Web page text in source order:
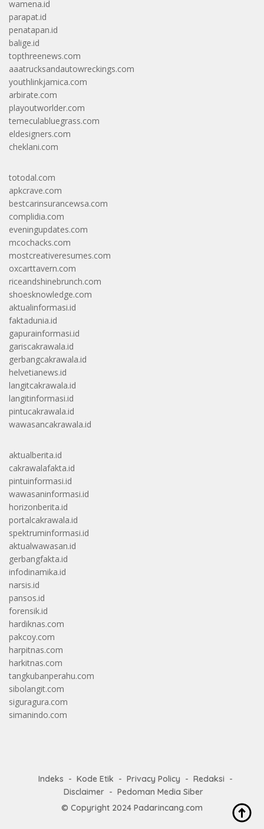
wamena.id
parapat.id
penatapan.id
balige.id
topthreenews.com
aaatrucksandautowreckings.com
youthlinkjamica.com
arbirate.com
playoutworlder.com
temeculabluegrass.com
eldesigners.com
cheklani.com
totodal.com
apkcrave.com
bestcarinsurancewsa.com
complidia.com
eveningupdates.com
mcochacks.com
mostcreativeresumes.com
oxcarttavern.com
riceandshinebrunch.com
shoesknowledge.com
aktualinformasi.id
faktadunia.id
gapurainformasi.id
gariscakrawala.id
gerbangcakrawala.id
helvetianews.id
langitcakrawala.id
langitinformasi.id
pintucakrawala.id
wawasancakrawala.id
aktualberita.id
cakrawalafakta.id
pintuinformasi.id
wawasaninformasi.id
horizonberita.id
portalcakrawala.id
spektruminformasi.id
aktualwawasan.id
gerbangfakta.id
infodinamika.id
narsis.id
pansos.id
forensik.id
hardiknas.com
pakcoy.com
harpitnas.com
harkitnas.com
tangkubanperahu.com
sibolangit.com
siguragura.com
simanindo.com
Indeks Kode Etik Privacy Policy
Redaksi
Disclaimer
Pedoman Media Siber
© Copyright 2024 Padarincang.com